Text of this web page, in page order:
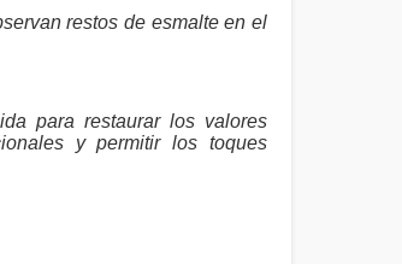
restos de esmalte en el
para restaurar los valores
y permitir los toques